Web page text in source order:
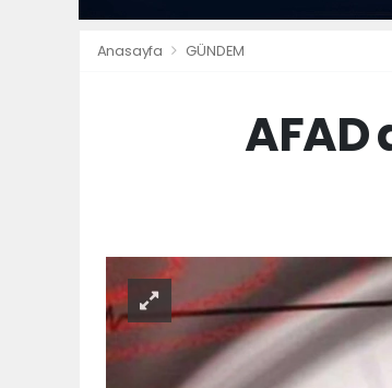
Anasayfa GÜNDEM